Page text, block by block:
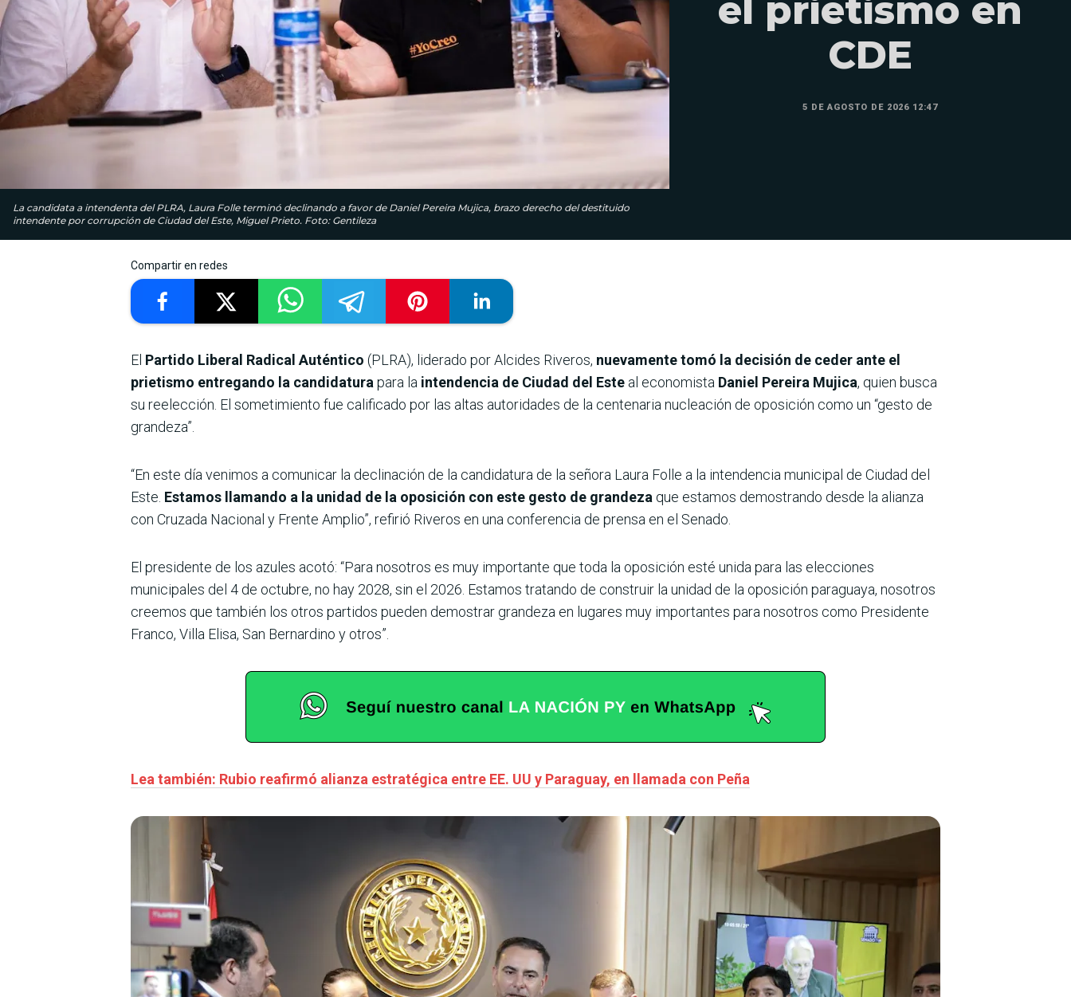
La candidata a intendenta del PLRA, Laura Folle terminó declinando a favor de Daniel Pereira Mujica, brazo derecho del destituido
intendente por corrupción de Ciudad del Este, Miguel Prieto. Foto: Gentileza
el prietismo en
CDE
5 DE AGOSTO DE 2026 12:47
Compartir en redes
El Partido Liberal Radical Auténtico (PLRA), liderado por Alcides Riveros, nuevamente tomó la decisión de ceder ante el
prietismo entregando la candidatura para la intendencia de Ciudad del Este al economista Daniel Pereira Mujica, quien busca
su reelección. El sometimiento fue calificado por las altas autoridades de la centenaria nucleación de oposición como un “gesto de
grandeza”.
“En este día venimos a comunicar la declinación de la candidatura de la señora Laura Folle a la intendencia municipal de Ciudad del
Este. Estamos llamando a la unidad de la oposición con este gesto de grandeza que estamos demostrando desde la alianza
con Cruzada Nacional y Frente Amplio”, refirió Riveros en una conferencia de prensa en el Senado.
El presidente de los azules acotó: “Para nosotros es muy importante que toda la oposición esté unida para las elecciones
municipales del 4 de octubre, no hay 2028, sin el 2026. Estamos tratando de construir la unidad de la oposición paraguaya, nosotros
creemos que también los otros partidos pueden demostrar grandeza en lugares muy importantes para nosotros como Presidente
Franco, Villa Elisa, San Bernardino y otros”.
Lea también: Rubio reafirmó alianza estratégica entre EE. UU y Paraguay, en llamada con Peña